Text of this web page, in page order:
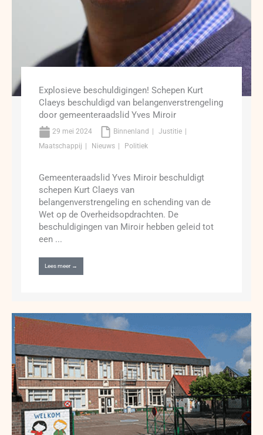
Explosieve beschuldigingen! Schepen Kurt
Claeys beschuldigd van belangenverstrengeling
door gemeenteraadslid Yves Miroir
29 mei 2024 Binnenland
Justitie
Maatschappij
Nieuws Politiek
Gemeenteraadslid Yves Miroir beschuldigt
schepen Kurt Claeys van
belangenverstrengeling en schending van de
Wet op de Overheidsopdrachten. De
beschuldigingen van Miroir hebben geleid tot
een ...
Lees meer →